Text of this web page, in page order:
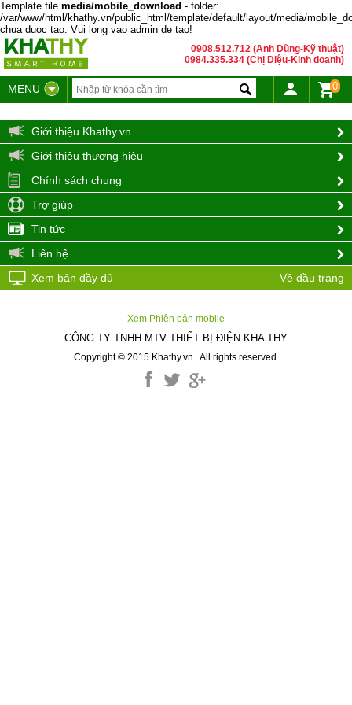
Template file media/mobile_download - folder:
/var/www/html/khathy.vn/public_html/template/default/layout/media/
chua duoc tao. Vui long vao admin de tao!
0908.512.712 (Anh Dũng-Kỹ thuật)
0984.335.334 (Chị Diệu-Kinh doanh)
0
MENU
Giới thiệu Khathy.vn
Giới thiệu thương hiệu
Chính sách chung
Trợ giúp
Tin tức
Liên hệ
Xem bản đầy đủ
Về đầu trang
Xem Phiên bản mobile
CÔNG TY TNHH MTV THIẾT BỊ ĐIỆN KHA THY
Copyright © 2015 Khathy.vn . All rights reserved.